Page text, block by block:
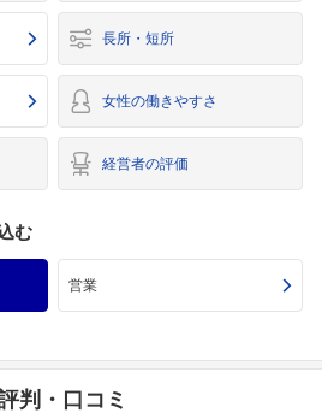
長所・短所
女性の働きやすさ
経営者の評価
む
営業
判・口コミ